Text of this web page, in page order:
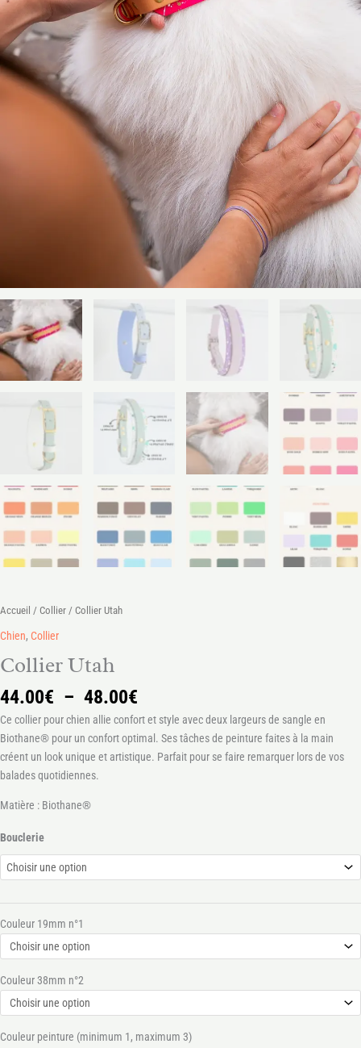
Accueil / Collier / Collier Utah
Chien, Collier
Collier Utah
44.00€ – 48.00€
Ce collier pour chien allie confort et style avec deux largeurs de sangle en
Biothane® pour un confort optimal. Ses tâches de peinture faites à la main
créent un look unique et artistique. Parfait pour se faire remarquer lors de vos
balades quotidiennes.
Matière : Biothane®
Bouclerie
Couleur 19mm n°1
Couleur 38mm n°2
Couleur peinture (minimum 1, maximum 3)